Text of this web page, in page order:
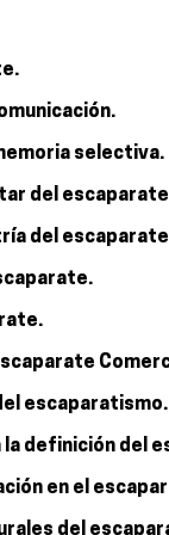
selectiva.
del
del
escaparatismo.
la definición del
en el
del